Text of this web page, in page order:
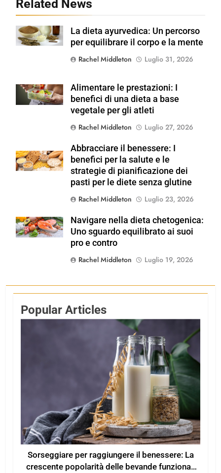
Related News
Shutterstock
La dieta ayurvedica: Un percorso
per equilibrare il corpo e la mente
Rachel Middleton
Luglio 31, 2026
Shutterstock
Alimentare le prestazioni: I
benefici di una dieta a base
vegetale per gli atleti
Rachel Middleton
Luglio 27, 2026
Shutterstock
Abbracciare il benessere: I
benefici per la salute e le
strategie di pianificazione dei
pasti per le diete senza glutine
Rachel Middleton
Luglio 23, 2026
Shutterstock
Navigare nella dieta chetogenica:
Uno sguardo equilibrato ai suoi
pro e contro
Rachel Middleton
Luglio 19, 2026
Popular Articles
Sorseggiare per raggiungere il benessere: La
crescente popolarità delle bevande funzionali